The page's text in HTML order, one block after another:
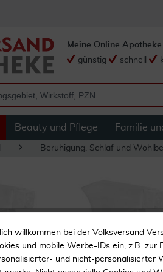
Meine Online Apotheke
günstig
schnell
Beauty und Pflege Familie
Beruhigung, Schlaf und
willkommen bei der Volksversand
und mobile Werbe-IDs ein, z.B.
und nicht-personalisierter